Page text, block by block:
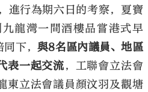
進行為期六日的考察，夏寶
龍灣一間酒樓品嘗港式早
同下，與8名區內議員、地區
表一起交流，工聯會立法會
東立法會議員顏汶羽及觀塘